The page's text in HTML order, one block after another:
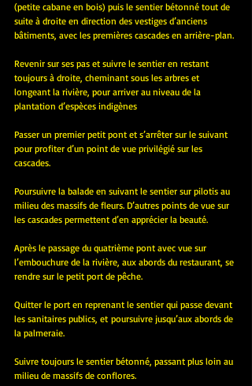
(petite cabane en bois) puis le sentier bétonné tout de
suite à droite en direction des vestiges d’anciens
bâtiments, avec les premières cascades en arrière-plan.
Revenir sur ses pas et suivre le sentier en restant
toujours à droite, cheminant sous les arbres et
longeant la rivière, pour arriver au niveau de la
plantation d’espèces indigènes
Passer un premier petit pont et s’arrêter sur le suivant
pour profiter d’un point de vue privilégié sur les
cascades.
Poursuivre la balade en suivant le sentier sur pilotis au
milieu des massifs de fleurs. D’autres points de vue sur
les cascades permettent d’en apprécier la beauté.
Après le passage du quatrième pont avec vue sur
l’embouchure de la rivière, aux abords du restaurant, se
rendre sur le petit port de pêche.
Quitter le port en reprenant le sentier qui passe devant
les sanitaires publics, et poursuivre jusqu’aux abords de
la palmeraie.
Suivre toujours le sentier bétonné, passant plus loin au
milieu de massifs de conflores.